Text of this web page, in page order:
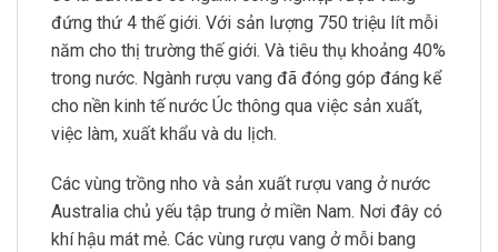
đứng thứ 4 thế giới. Với sản lượng 750 triệu lít mỗi
năm cho thị trường thế giới. Và tiêu thụ khoảng 40%
trong nước. Ngành rượu vang đã đóng góp đáng kể
cho nền kinh tế nước Úc thông qua việc sản xuất,
việc làm, xuất khẩu và du lịch.
Các vùng trồng nho và sản xuất rượu vang ở nước
Australia chủ yếu tập trung ở miền Nam. Nơi đây có
khí hậu mát mẻ. Các vùng rượu vang ở mỗi bang